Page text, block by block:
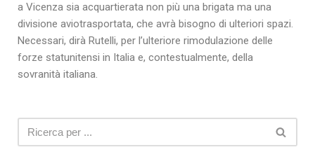
a Vicenza sia acquartierata non più una brigata ma una
divisione aviotrasportata, che avrà bisogno di ulteriori spazi.
Necessari, dirà Rutelli, per l’ulteriore rimodulazione delle
forze statunitensi in Italia e, contestualmente, della
sovranità italiana.